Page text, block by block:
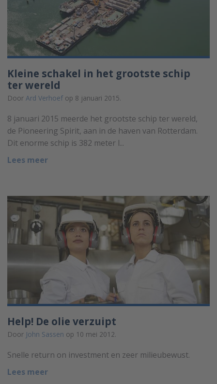
Kleine schakel in het grootste schip
ter wereld
Door Ard Verhoef op 8 januari 2015.
8 januari 2015 meerde het grootste schip ter wereld,
de Pioneering Spirit, aan in de haven van Rotterdam.
Dit enorme schip is 382 meter l...
Lees meer
Help! De olie verzuipt
Door John Sassen op 10 mei 2012.
Snelle return on investment en zeer milieubewust.
Lees meer